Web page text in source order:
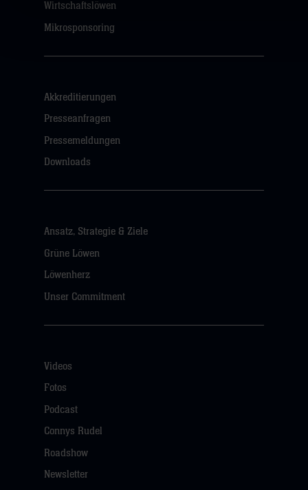
Wirtschaftslöwen
Mikrosponsoring
Akkreditierungen
Presseanfragen
Pressemeldungen
Downloads
Ansatz, Strategie & Ziele
Grüne Löwen
Löwenherz
Unser Commitment
Videos
Fotos
Podcast
Connys Rudel
Roadshow
Newsletter